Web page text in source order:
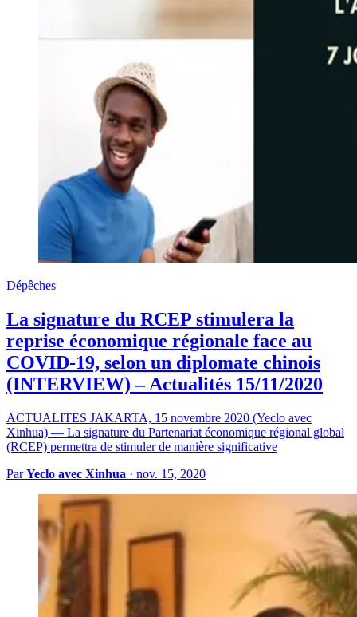
Dépêches
La signature du RCEP stimulera la
reprise économique régionale face au
COVID-19, selon un diplomate chinois
(INTERVIEW) – Actualités 15/11/2020
ACTUALITES JAKARTA, 15 novembre 2020 (Yeclo avec
Xinhua) — La signature du Partenariat économique régional global
(RCEP) permettra de stimuler de manière significative
ParYeclo avec Xinhua · nov. 15, 2020